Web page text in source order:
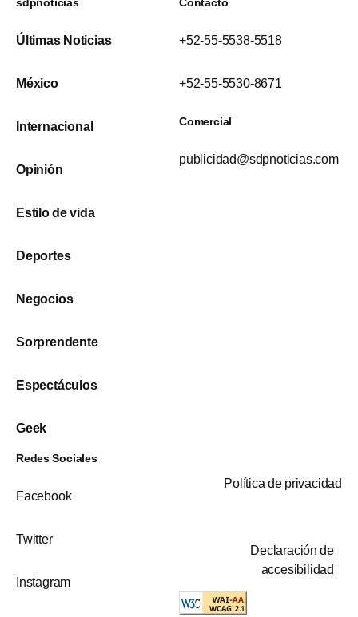
Últimas Noticias
México
Internacional
Opinión
Estilo de vida
Deportes
Negocios
Sorprendente
Espectáculos
Geek
+52-55-5538-5518
+52-55-5530-8671
Comercial
publicidad@sdpnoticias.com
Redes Sociales
Facebook
Twitter
Instagram
Política de privacidad
Declaración de
accesibilidad